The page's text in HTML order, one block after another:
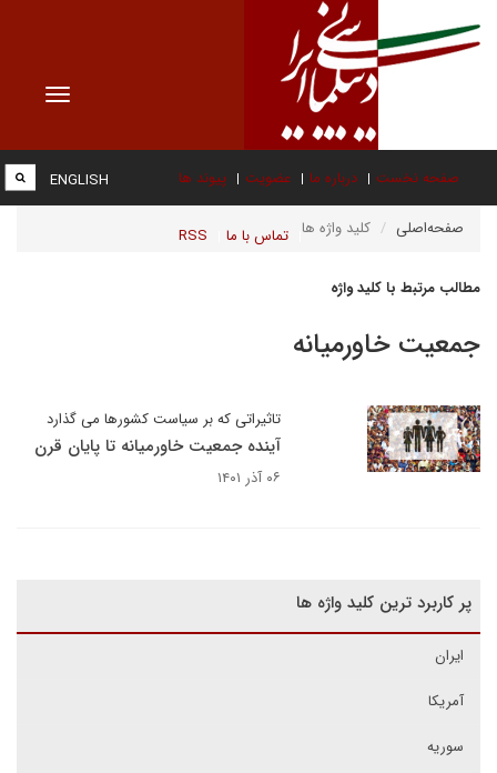
Toggle
صفحه نخست درباره ما عضویت پیوند ها
تماس با ما RSS
ENGLISH
صفحه‌اصلی کلید واژه ها
مطالب مرتبط با کلید واژه
جمعیت خاورمیانه
تاثیراتی که بر سیاست کشورها می گذارد
آینده جمعیت خاورمیانه تا پایان قرن
۰۶ آذر ۱۴۰۱
پر کاربرد ترین کلید واژه ها
ایران
آمریکا
سوریه